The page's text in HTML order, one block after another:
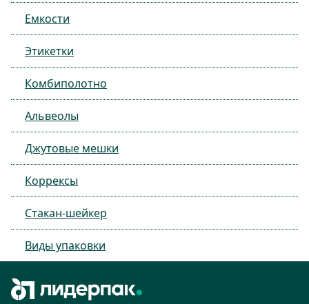
Емкости
Этикетки
Комбиполотно
Альвеолы
Джутовые мешки
Коррексы
Стакан-шейкер
Виды упаковки